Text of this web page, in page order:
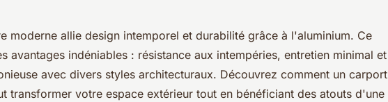
moderne allie design intemporel et durabilité grâce à l'aluminium. Ce
avantages indéniables : résistance aux intempéries, entretien minimal et
avec divers styles architecturaux. Découvrez comment un carport
transformer votre espace extérieur tout en bénéficiant des atouts d'une